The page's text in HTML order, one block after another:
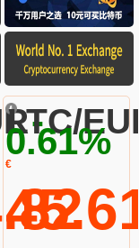
-
LTC/
0.61%
€